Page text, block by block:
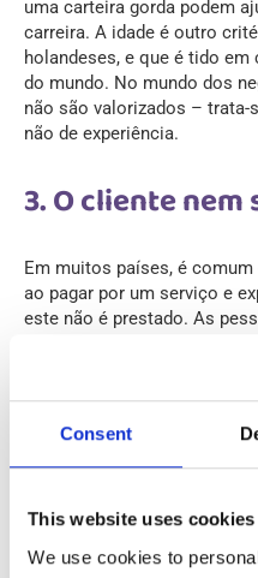
Consent
This website uses cookies
We use cookies to
uma carteira gorda podem
carreira. A idade é outro
holandeses, e que é tido
do mundo. No mundo dos
não são valorizados – trata-
não de experiência.
3. O cliente
Em muitos países, é
ao pagar por um serviço e
este não é prestado. As
cliente tem sempre razão,
chefe do café se estiver
é olhar criticamente para o